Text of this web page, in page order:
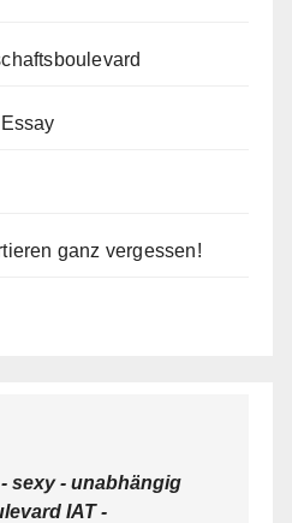
ganz vergessen!
sexy - unabhängig
IAT -